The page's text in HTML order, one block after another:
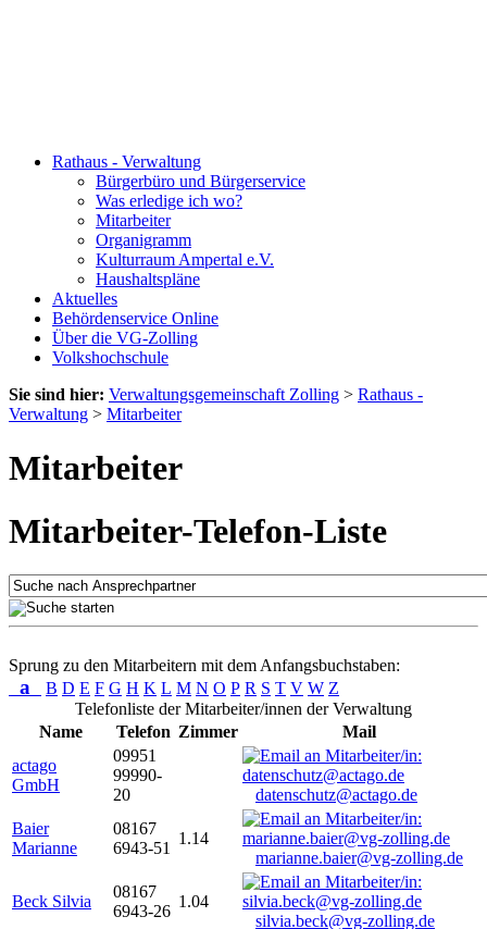
Rathaus - Verwaltung
Bürgerbüro und Bürgerservice
Was erledige ich wo?
Mitarbeiter
Organigramm
Kulturraum Ampertal e.V.
Haushaltspläne
Aktuelles
Behördenservice Online
Über die VG-Zolling
Volkshochschule
Sie sind hier: Verwaltungsgemeinschaft Zolling > Rathaus -
Verwaltung > Mitarbeiter
Mitarbeiter
Mitarbeiter-Telefon-Liste
Sprung zu den Mitarbeitern mit dem Anfangsbuchstaben:
a B D E F G H K L M N O P R S T V W Z
Telefonliste der Mitarbeiter/innen der Verwaltung
Name
Telefon Zimmer
Mail
actago
GmbH
09951
99990-
20
datenschutz@actago.de
Baier
Marianne
08167
6943-51
1.14
marianne.baier@vg-zolling.de
Beck Silvia
08167
6943-26
1.04
silvia.beck@vg-zolling.de